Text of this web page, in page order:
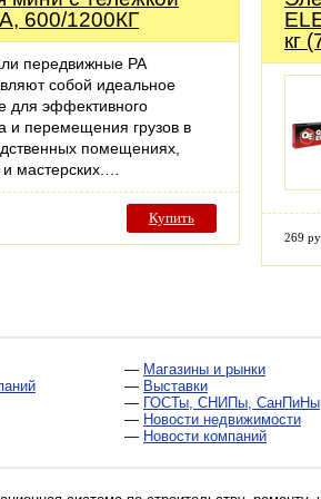
600/1200КГ
передвижные РА
собой идеальное
для эффективного
и перемещения грузов в
помещениях,
и мастерских.…
Купить
кг
269
— Магазины и рынки
— Выставки
— ГОСТы, СНИПы, СанПиНы
— Новости недвижимости
— Новости компаний